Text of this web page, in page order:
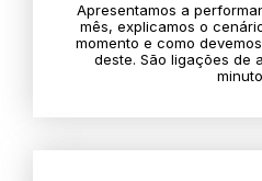
Apresentamos a
mês, explicamos o
momento e como
deste. São ligações de